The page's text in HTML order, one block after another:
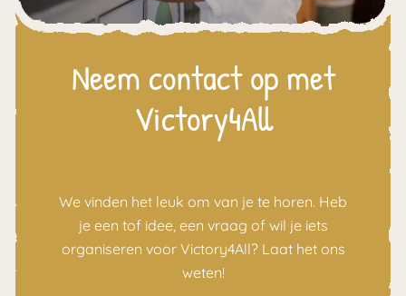
Neem contact op met
Victory4All
We vinden het leuk om van je te horen. Heb
je een tof idee, een vraag of wil je iets
organiseren voor Victory4All? Laat het ons
weten!